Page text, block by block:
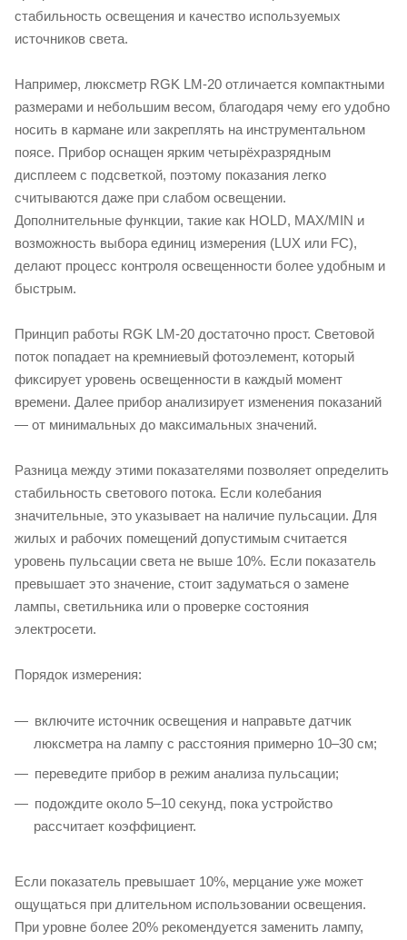
стабильность освещения и качество используемых
источников света.
Например, люксметр RGK LM-20 отличается компактными
размерами и небольшим весом, благодаря чему его удобно
носить в кармане или закреплять на инструментальном
поясе. Прибор оснащен ярким четырёхразрядным
дисплеем с подсветкой, поэтому показания легко
считываются даже при слабом освещении.
Дополнительные функции, такие как HOLD, MAX/MIN и
возможность выбора единиц измерения (LUX или FC),
делают процесс контроля освещенности более удобным и
быстрым.
Принцип работы RGK LM-20 достаточно прост. Световой
поток попадает на кремниевый фотоэлемент, который
фиксирует уровень освещенности в каждый момент
времени. Далее прибор анализирует изменения показаний
— от минимальных до максимальных значений.
Разница между этими показателями позволяет определить
стабильность светового потока. Если колебания
значительные, это указывает на наличие пульсации. Для
жилых и рабочих помещений допустимым считается
уровень пульсации света не выше 10%. Если показатель
превышает это значение, стоит задуматься о замене
лампы, светильника или о проверке состояния
электросети.
Порядок измерения:
включите источник освещения и направьте датчик
люксметра на лампу с расстояния примерно 10–30 см;
переведите прибор в режим анализа пульсации;
подождите около 5–10 секунд, пока устройство
рассчитает коэффициент.
Если показатель превышает 10%, мерцание уже может
ощущаться при длительном использовании освещения.
При уровне более 20% рекомендуется заменить лампу,